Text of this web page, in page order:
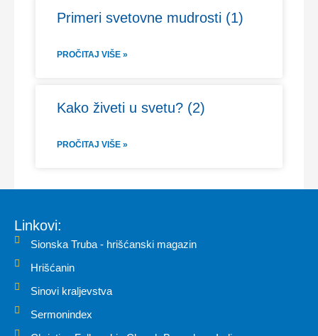
Primeri svetovne mudrosti (1)
PROČITAJ VIŠE »
Kako živeti u svetu? (2)
PROČITAJ VIŠE »
Linkovi:
Sionska Truba - hrišćanski magazin
Hrišćanin
Sinovi kraljevstva
Sermonindex